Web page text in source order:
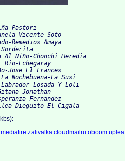
Pastori
Vicente Soto
Remedios Amaya
Al Niño-Chonchi Heredia
Echegaray
Jose El Frances
Nochebuena-La Susi
Losada Y Loli
Jonathan
Fernandez
Dieguito El Cigala
mediafire zalivalkacloudmailruoboomuplea